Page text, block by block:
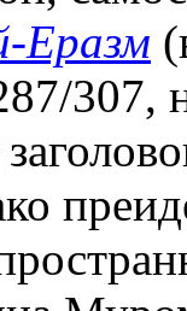
Еразм
307,